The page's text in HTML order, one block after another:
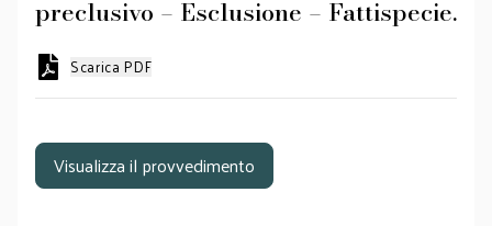
preclusivo – Esclusione – Fattispecie.
Scarica PDF
Visualizza il provvedimento